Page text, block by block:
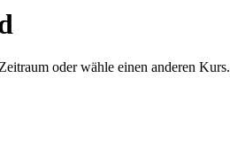
oder wähle einen anderen Kurs.